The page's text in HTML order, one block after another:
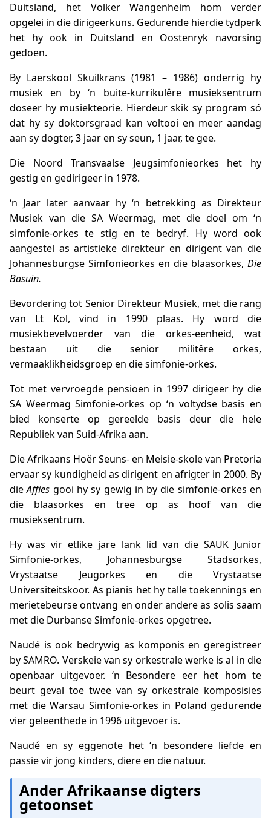
Duitsland, het Volker Wangenheim hom verder
opgelei in die dirigeerkuns. Gedurende hierdie tydperk
het hy ook in Duitsland en Oostenryk navorsing
gedoen.
By Laerskool Skuilkrans (1981 – 1986) onderrig hy
musiek en by ‘n buite-kurrikulêre musieksentrum
doseer hy musiekteorie. Hierdeur skik sy program só
dat hy sy doktorsgraad kan voltooi en meer aandag
aan sy dogter, 3 jaar en sy seun, 1 jaar, te gee.
Die Noord Transvaalse Jeugsimfonieorkes het hy
gestig en gedirigeer in 1978.
‘n Jaar later aanvaar hy ‘n betrekking as Direkteur
Musiek van die SA Weermag, met die doel om ‘n
simfonie-orkes te stig en te bedryf. Hy word ook
aangestel as artistieke direkteur en dirigent van die
Johannesburgse Simfonieorkes en die blaasorkes, Die
Basuin.
Bevordering tot Senior Direkteur Musiek, met die rang
van Lt Kol, vind in 1990 plaas. Hy word die
musiekbevelvoerder van die orkes-eenheid, wat
bestaan uit die senior militêre orkes,
vermaaklikheidsgroep en die simfonie-orkes.
Tot met vervroegde pensioen in 1997 dirigeer hy die
SA Weermag Simfonie-orkes op ‘n voltydse basis en
bied konserte op gereelde basis deur die hele
Republiek van Suid-Afrika aan.
Die Afrikaans Hoër Seuns- en Meisie-skole van Pretoria
ervaar sy kundigheid as dirigent en afrigter in 2000. By
dieAffies gooi hy sy gewig in by die simfonie-orkes en
die blaasorkes en tree op as hoof van die
musieksentrum.
Hy was vir etlike jare lank lid van die SAUK Junior
Simfonie-orkes, Johannesburgse Stadsorkes,
Vrystaatse Jeugorkes en die Vrystaatse
Universiteitskoor. As pianis het hy talle toekennings en
merietebeurse ontvang en onder andere as solis saam
met die Durbanse Simfonie-orkes opgetree.
Naudé is ook bedrywig as komponis en geregistreer
by SAMRO. Verskeie van sy orkestrale werke is al in die
openbaar uitgevoer. ‘n Besondere eer het hom te
beurt geval toe twee van sy orkestrale komposisies
met die Warsau Simfonie-orkes in Poland gedurende
vier geleenthede in 1996 uitgevoer is.
Naudé en sy eggenote het ‘n besondere liefde en
passie vir jong kinders, diere en die natuur.
Ander Afrikaanse digters
getoonset